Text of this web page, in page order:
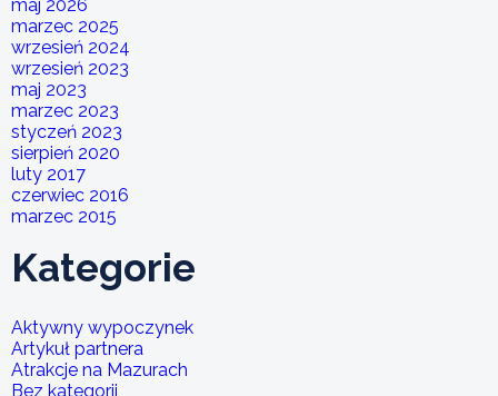
maj 2026
marzec 2025
wrzesień 2024
wrzesień 2023
maj 2023
marzec 2023
styczeń 2023
sierpień 2020
luty 2017
czerwiec 2016
marzec 2015
Kategorie
Aktywny wypoczynek
Artykuł partnera
Atrakcje na Mazurach
Bez kategorii